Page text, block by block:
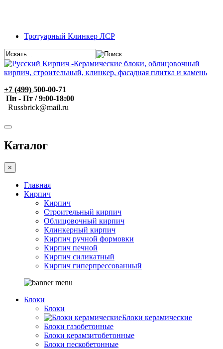
Тротуарный Клинкер ЛСР
+7 (499) 500-00-71
Пн - Пт / 9:00-18:00
Russbrick@mail.ru
Каталог
×
Главная
Кирпич
Кирпич
Строительный кирпич
Облицовочный кирпич
Клинкерный кирпич
Кирпич ручной формовки
Кирпич печной
Кирпич силикатный
Кирпич гиперпрессованный
Блоки
Блоки
Блоки керамические
Блоки газобетонные
Блоки керамзитобетонные
Блоки пескобетонные